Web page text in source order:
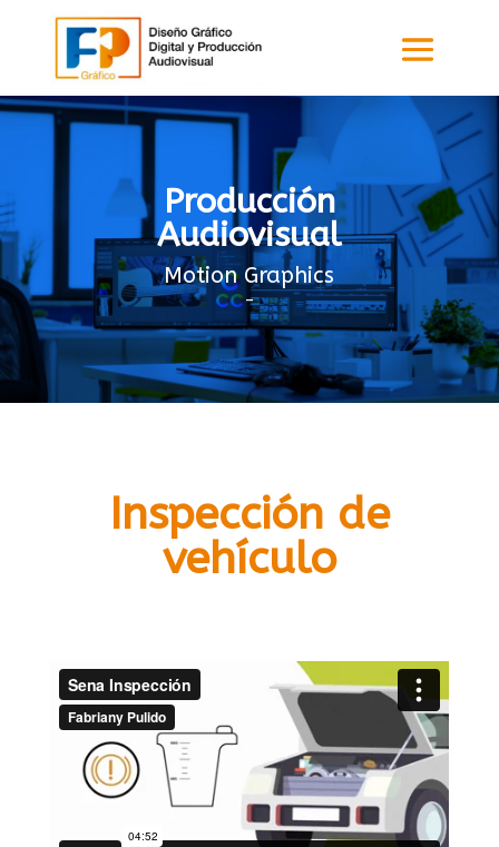
Producción
Audiovisual
Motion Graphics
–
Inspección de
vehículo